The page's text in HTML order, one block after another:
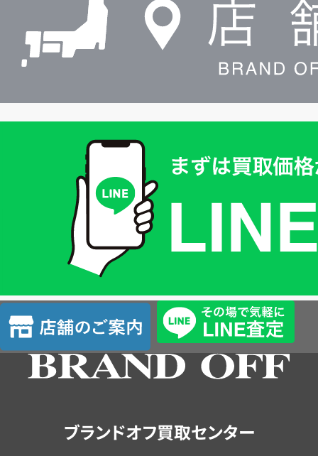
査
定
店
舗
の
ブランドオフ買取センター